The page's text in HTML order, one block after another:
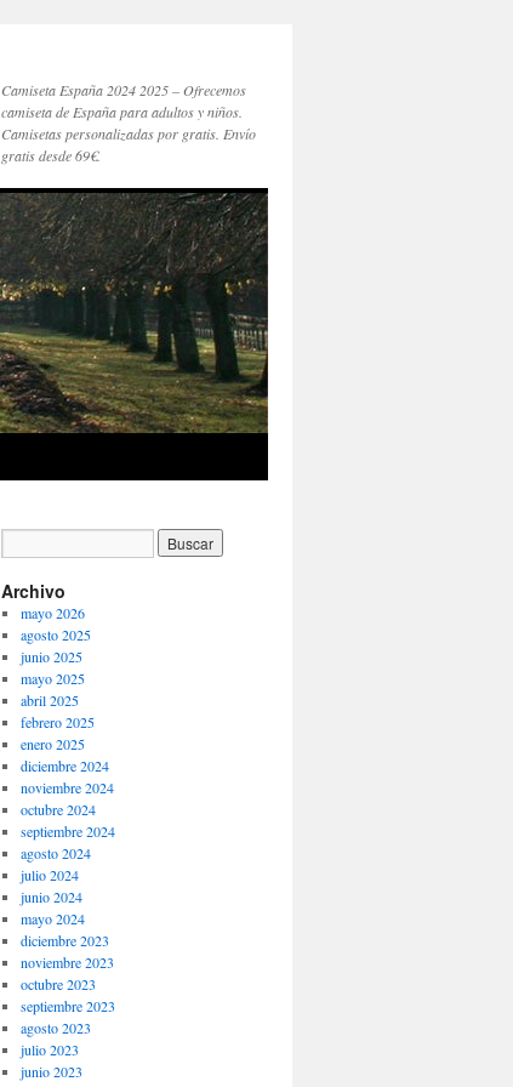
Camiseta España 2024 2025 – Ofrecemos
camiseta de España para adultos y niños.
Camisetas personalizadas por gratis. Envío
gratis desde 69€.
Archivo
mayo 2026
agosto 2025
junio 2025
mayo 2025
abril 2025
febrero 2025
enero 2025
diciembre 2024
noviembre 2024
octubre 2024
septiembre 2024
agosto 2024
julio 2024
junio 2024
mayo 2024
diciembre 2023
noviembre 2023
octubre 2023
septiembre 2023
agosto 2023
julio 2023
junio 2023